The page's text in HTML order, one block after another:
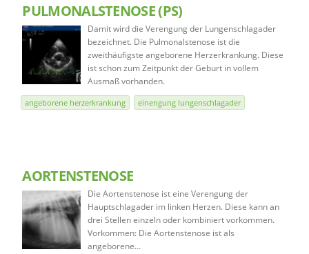
PULMONALSTENOSE (PS)
Damit wird die Verengung der Lungenschlagader
bezeichnet. Die Pulmonalstenose ist die
zweithäufigste angeborene Herzerkrankung. Diese
ist schon zum Zeitpunkt der Geburt in vollem
Ausmaß vorhanden.
angeborene herzerkrankung einengung lungenschlagader
AORTENSTENOSE
Die Aortenstenose ist eine Verengung der
Hauptschlagader im linken Herzen. Diese kann an
drei Stellen einzeln oder kombiniert vorkommen.
Vorkommen: Die Aortenstenose ist als
angeborene…